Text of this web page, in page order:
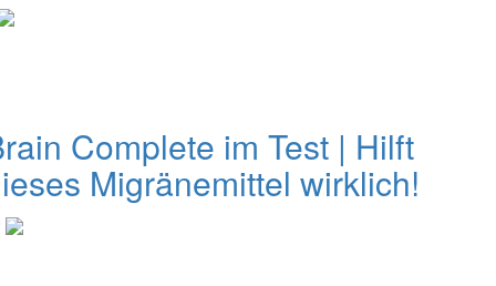
Complete im Test | Hilft
Migränemittel wirklich!